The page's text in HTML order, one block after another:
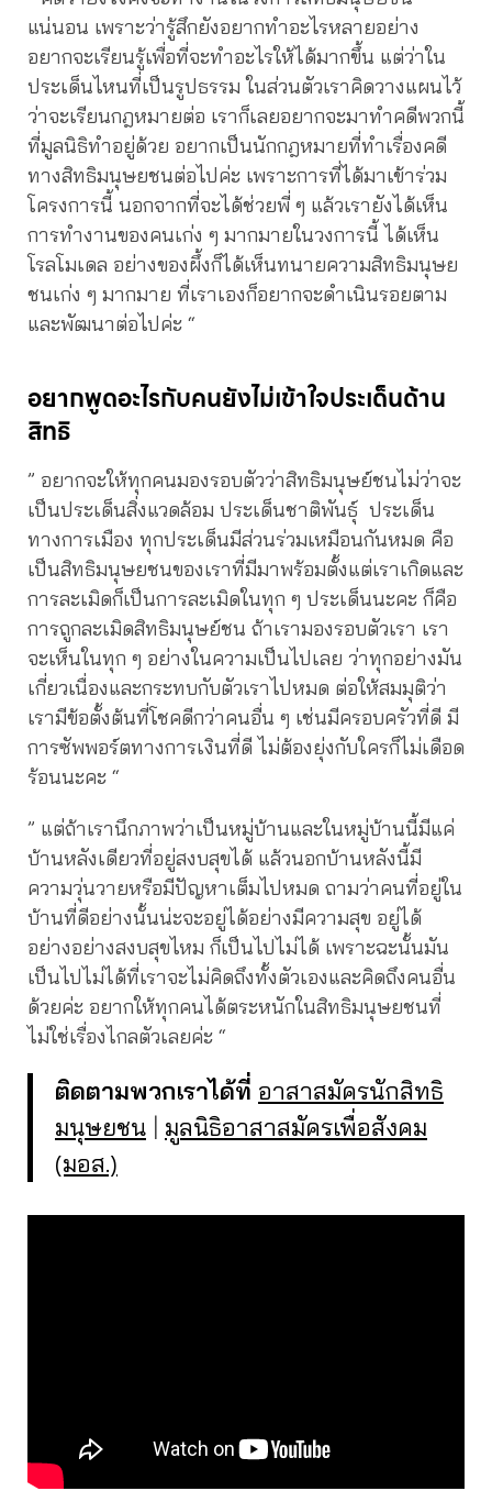
แน่นอน เพราะว่ารู้สึกยังอยากทำอะไรหลายอย่าง
อยากจะเรียนรู้เพื่อที่จะทำอะไรให้ได้มากขึ้น แต่ว่าใน
ประเด็นไหนที่เป็นรูปธรรม ในส่วนตัวเราคิดวางแผนไว้
ว่าจะเรียนกฎหมายต่อ เราก็เลยอยากจะมาทำคดีพวกนี้
ที่มูลนิธิทำอยู่ด้วย อยากเป็นนักกฎหมายที่ทำเรื่องคดี
ทางสิทธิมนุษยชนต่อไปค่ะ เพราะการที่ได้มาเข้าร่วม
โครงการนี้ นอกจากที่จะได้ช่วยพี่ ๆ แล้วเรายังได้เห็น
การทำงานของคนเก่ง ๆ มากมายในวงการนี้ ได้เห็น
โรลโมเดล อย่างของผึ้งก็ได้เห็นทนายความสิทธิมนุษย
ชนเก่ง ๆ มากมาย ที่เราเองก็อยากจะดำเนินรอยตาม
และพัฒนาต่อไปค่ะ “
อยากพูดอะไรกับคนยังไม่เข้าใจประเด็นด้าน
สิทธิ
” อยากจะให้ทุกคนมองรอบตัวว่าสิทธิมนุษย์ชนไม่ว่าจะ
เป็นประเด็นสิ่งแวดล้อม ประเด็นชาติพันธ์ุ ประเด็น
ทางการเมือง ทุกประเด็นมีส่วนร่วมเหมือนกันหมด คือ
เป็นสิทธิมนุษยชนของเราที่มีมาพร้อมตั้งแต่เราเกิดและ
การละเมิดก็เป็นการละเมิดในทุก ๆ ประเด็นนะคะ ก็คือ
การถูกละเมิดสิทธิมนุษย์ชน ถ้าเรามองรอบตัวเรา เรา
จะเห็นในทุก ๆ อย่างในความเป็นไปเลย ว่าทุกอย่างมัน
เกี่ยวเนื่องและกระทบกับตัวเราไปหมด ต่อให้สมมุติว่า
เรามีข้อตั้งต้นที่โชคดีกว่าคนอื่น ๆ เช่นมีครอบครัวที่ดี มี
การซัพพอร์ตทางการเงินที่ดี ไม่ต้องยุ่งกับใครก็ไม่เดือด
ร้อนนะคะ “
” แต่ถ้าเรานึกภาพว่าเป็นหมู่บ้านและในหมู่บ้านนี้มีแค่
บ้านหลังเดียวที่อยู่สงบสุขได้ แล้วนอกบ้านหลังนี้มี
ความวุ่นวายหรือมีปัญหาเต็มไปหมด ถามว่าคนที่อยู่ใน
บ้านที่ดีอย่างนั้นน่ะจะอยู่ได้อย่างมีความสุข อยู่ได้
อย่างอย่างสงบสุขไหม ก็เป็นไปไม่ได้ เพราะฉะนั้นมัน
เป็นไปไม่ได้ที่เราจะไม่คิดถึงทั้งตัวเองและคิดถึงคนอื่น
ด้วยค่ะ อยากให้ทุกคนได้ตระหนักในสิทธิมนุษยชนที่
ไม่ใช่เรื่องไกลตัวเลยค่ะ “
ติดตามพวกเราได้ที่ อาสาสมัครนักสิทธิ
มนุษยชน
มูลนิธิอาสาสมัครเพื่อสังคม
(มอส.)